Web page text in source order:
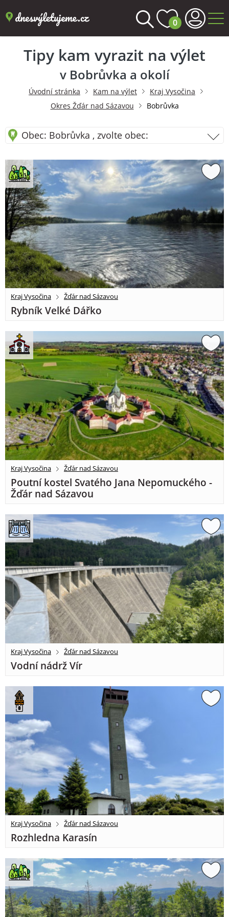
0
Tipy kam vyrazit na výlet
v Bobrůvka a okolí
Úvodní stránka Kam na výlet
Kraj Vysočina
Okres Žďár nad Sázavou
Bobrůvka
Obec: Bobrůvka , zvolte obec:
Kraj Vysočina Žďár nad Sázavou
Rybník Velké Dářko
Kraj Vysočina Žďár nad Sázavou
Poutní kostel Svatého Jana Nepomuckého -
Žďár nad Sázavou
Kraj Vysočina Žďár nad Sázavou
Vodní nádrž Vír
Kraj Vysočina Žďár nad Sázavou
Rozhledna Karasín